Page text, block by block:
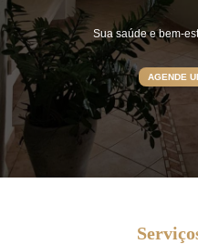
Sua saúde e bem-
AGENDE